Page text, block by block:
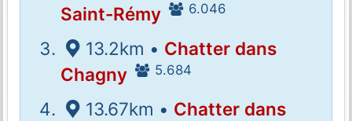
Saint-Rémy
6.046
13.2km • Chatter dans
Chagny
5.684
13.67km • Chatter dans